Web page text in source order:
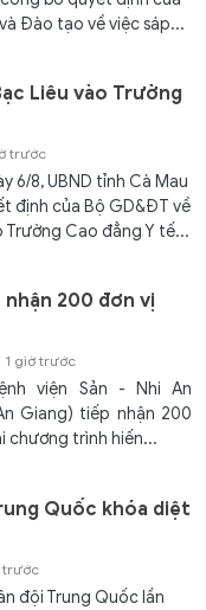
Đào tạo về việc sáp...
Liêu vào Trường
trước
6/8, UBND tỉnh Cà Mau
định của Bộ GD&ĐT về
Trường Cao đẳng Y tế...
nhận 200 đơn vị
1 giờ trước
viện Sản - Nhi An
Giang) tiếp nhận 200
chương trình hiến...
Quốc khóa diệt
trước
đội Trung Quốc lần